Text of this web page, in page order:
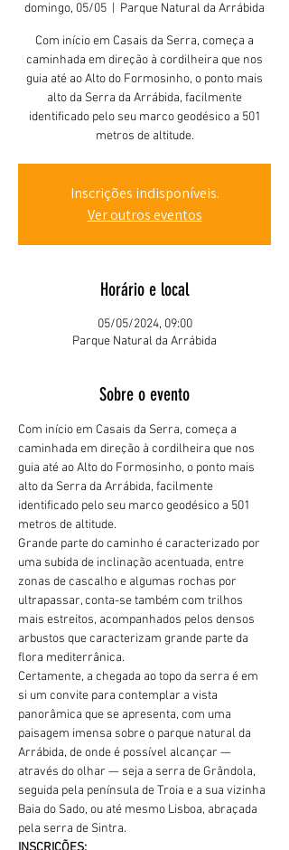
domingo, 05/05 Parque Natural da Arrábida
Com início em Casais da Serra, começa a
caminhada em direção à cordilheira que nos
guia até ao Alto do Formosinho, o ponto mais
alto da Serra da Arrábida, facilmente
identificado pelo seu marco geodésico a 501
metros de altitude.
Inscrições indisponíveis.
Ver outros eventos
Horário e local
05/05/2024, 09:00
Parque Natural da Arrábida
Sobre o evento
Com início em Casais da Serra, começa a
caminhada em direção à cordilheira que nos
guia até ao Alto do Formosinho, o ponto mais
alto da Serra da Arrábida, facilmente
identificado pelo seu marco geodésico a 501
metros de altitude.
Grande parte do caminho é caracterizado por
uma subida de inclinação acentuada, entre
zonas de cascalho e algumas rochas por
ultrapassar, conta-se também com trilhos
mais estreitos, acompanhados pelos densos
arbustos que caracterizam grande parte da
flora mediterrânica.
Certamente, a chegada ao topo da serra é em
si um convite para contemplar a vista
panorâmica que se apresenta, com uma
paisagem imensa sobre o parque natural da
Arrábida, de onde é possível alcançar —
através do olhar — seja a serra de Grândola,
seguida pela península de Troia e a sua vizinha
Baia do Sado, ou até mesmo Lisboa, abraçada
pela serra de Sintra.